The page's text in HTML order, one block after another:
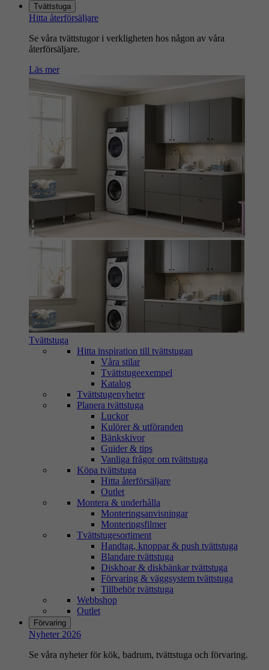
Tvättstuga
Hitta återförsäljare
Se våra tvättstugor i verkligheten hos någon av våra
återförsäljare.
Läs mer
Tvättstuga
Hitta inspiration till tvättstugan
Våra stilar
Tvättstugeexempel
Katalog
Tvättstugenyheter
Planera tvättstuga
Luckor
Kulörer & utföranden
Bänkskivor
Guider & tips
Vanliga frågor om tvättstuga
Köpa tvättstuga
Hitta återförsäljare
Outlet
Montera & underhålla
Monteringsanvisningar
Monteringsfilmer
Tvättstugesortiment
Handtag, knoppar & push tvättstuga
Blandare tvättstuga
Diskhoar & diskbänkar tvättstuga
Förvaring & väggsystem tvättstuga
Tillbehör tvättstuga
Webbshop
Outlet
Förvaring
Nyheter 2026
Se våra nyheter för kök, badrum, tvättstuga och förvaring.